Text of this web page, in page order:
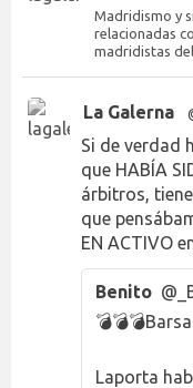
Madridismo y
relacionadas
madridistas
La Galerna
Si de verdad
que HABÍA
árbitros,
que
EN ACTIVO
Benito
Laporta